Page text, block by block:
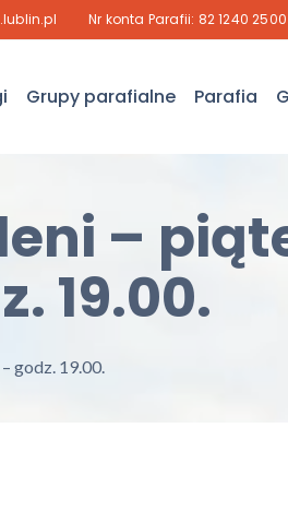
Nr konta Parafii: 82 1240 2500
Grupy parafialne Parafia
–
19.00.
godz. 19.00.